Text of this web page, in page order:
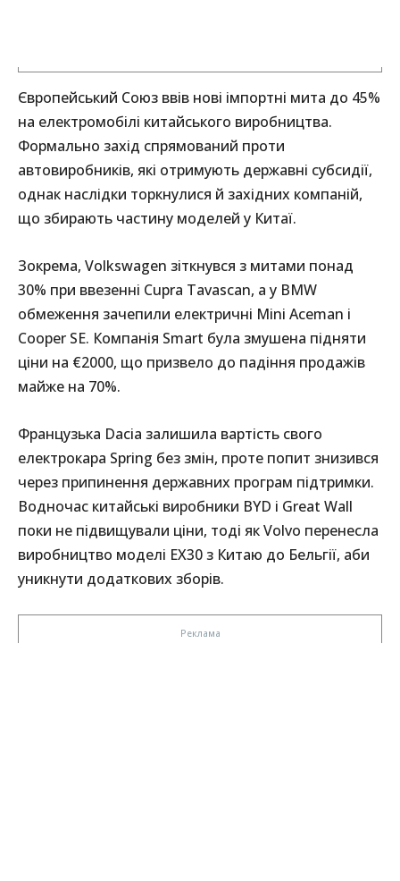
Європейський Союз ввів нові імпортні мита до 45%
на електромобілі китайського виробництва.
Формально захід спрямований проти
автовиробників, які отримують державні субсидії,
однак наслідки торкнулися й західних компаній,
що збирають частину моделей у Китаї.
Зокрема, Volkswagen зіткнувся з митами понад
30% при ввезенні Cupra Tavascan, а у BMW
обмеження зачепили електричні Mini Aceman і
Cooper SE. Компанія Smart була змушена підняти
ціни на €2000, що призвело до падіння продажів
майже на 70%.
Французька Dacia залишила вартість свого
електрокара Spring без змін, проте попит знизився
через припинення державних програм підтримки.
Водночас китайські виробники BYD і Great Wall
поки не підвищували ціни, тоді як Volvo перенесла
виробництво моделі EX30 з Китаю до Бельгії, аби
уникнути додаткових зборів.